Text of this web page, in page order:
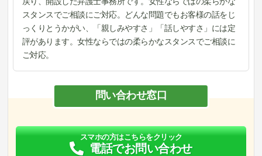
スタンスでご相談にご対応。どんな問題でもお客様の話をじ
っくりとうかがい、「親しみやすさ」「話しやすさ」には定
評があります。女性ならではの柔らかなスタンスでご相談に
ご対応。
問い合わせ窓口
スマホの方はこちらをクリック
電話でお問い合わせ